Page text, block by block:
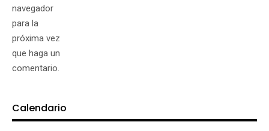
navegador
para la
próxima vez
que haga un
comentario.
Calendario